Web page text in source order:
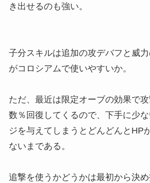
き出せるのも強い。
子分スキルは追加の攻デバフと威
がコロシアムで使いやすいか。
ただ、最近は限定オーブの効果で
数％回復してくるので、下手に少
ジを与えてしまうとどんどんとHP
ないまである。
追撃を使うかどうかは最初から決